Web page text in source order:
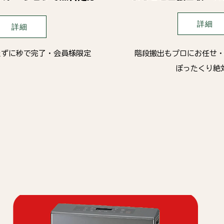
詳細
に秒で完了・会員様限定
詳細
階段搬出もプロにお任せ
ぼったくり絶